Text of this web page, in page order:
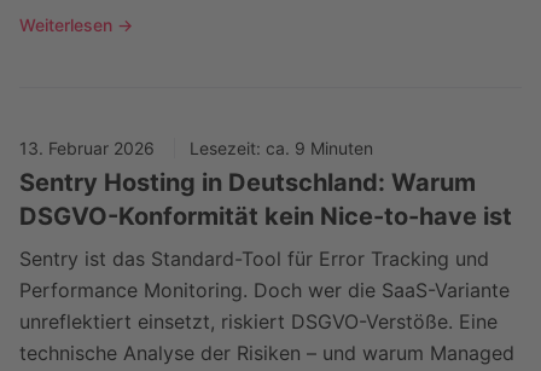
Weiterlesen →
13. Februar 2026 Lesezeit: ca. 9 Minuten
Sentry Hosting in Deutschland: Warum
DSGVO-Konformität kein Nice-to-have ist
Sentry ist das Standard-Tool für Error Tracking und
Performance Monitoring. Doch wer die SaaS-Variante
unreflektiert einsetzt, riskiert DSGVO-Verstöße. Eine
technische Analyse der Risiken – und warum Managed